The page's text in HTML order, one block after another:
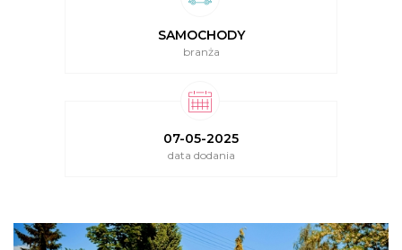
SAMOCHODY
branża
07-05-2025
data dodania